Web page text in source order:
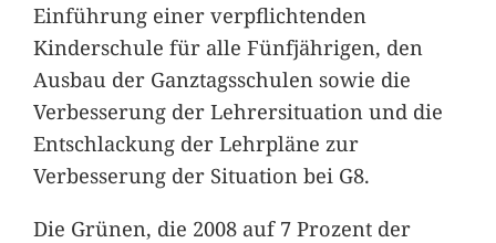
Einführung einer verpflichtenden
Kinderschule für alle Fünfjährigen, den
Ausbau der Ganztagsschulen sowie die
Verbesserung der Lehrersituation und die
Entschlackung der Lehrpläne zur
Verbesserung der Situation bei G8.
Die Grünen, die 2008 auf 7 Prozent der